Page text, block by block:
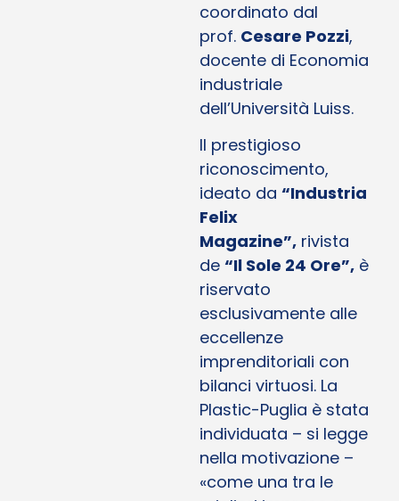
coordinato dal
prof. Cesare Pozzi,
docente di Economia
industriale
dell’Università Luiss.
Il prestigioso
riconoscimento,
ideato da “Industria
Felix
Magazine”, rivista
de “Il Sole 24 Ore”, è
riservato
esclusivamente alle
eccellenze
imprenditoriali con
bilanci virtuosi. La
Plastic-Puglia è stata
individuata – si legge
nella motivazione –
«come una tra le